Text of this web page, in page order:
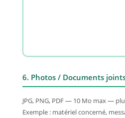
6. Photos / Documents
JPG, PNG, PDF — 10 Mo max —
Exemple : matériel concerné,